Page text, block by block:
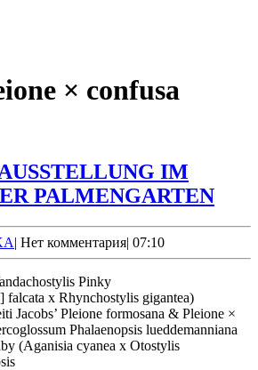
× confusa
IM
PALMENGARTEN
NjuTIKA
| Нет комментария| 07:10
falcata x Rhynchostylis gigantea)
Jacobs’ Pleione formosana & Pleione ×
Phalaenopsis lueddemanniana
(Aganisia cyanea x Otostylis